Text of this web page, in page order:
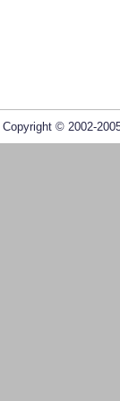
Copyright © 2002-